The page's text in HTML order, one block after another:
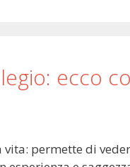
ecco
permette di